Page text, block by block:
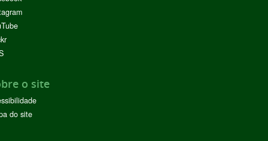
o site
do site